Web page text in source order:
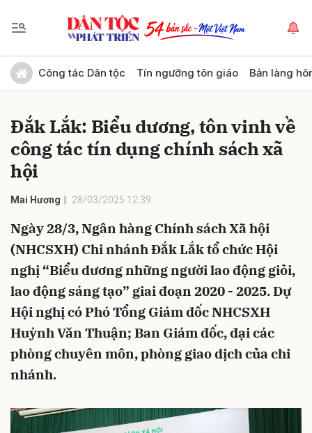
Công tác Dân tộc Tín ngưỡng tôn giáo Bản làng
Đắk Lắk: Biểu dương, tôn vinh về
công tác tín dụng chính sách xã
hội
Mai Hương 28/03/2025 12:39
Ngày 28/3, Ngân hàng Chính sách Xã hội
(NHCSXH) Chi nhánh Đắk Lắk tổ chức Hội
nghị “Biểu dương những người lao động giỏi,
lao động sáng tạo” giai đoạn 2020 - 2025. Dự
Hội nghị có Phó Tổng Giám đốc NHCSXH
Huỳnh Văn Thuận; Ban Giám đốc, đại các
phòng chuyên môn, phòng giao dịch của chi
nhánh.
Gửi bình luận